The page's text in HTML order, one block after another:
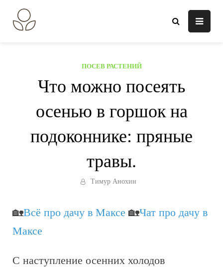
содержанию
ПОСЕВ РАСТЕНИЙ
Что можно посеять
осенью в горшок на
подоконнике: пряные
травы.
Тимур Анохин
🏡Всё про дачу в Максе 🏡Чат про дачу в
Максе
С наступление осенних холодов